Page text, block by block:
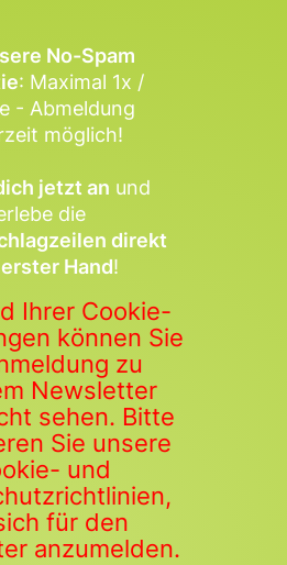
No-Spam
: Maximal 1x /
- Abmeldung
möglich!
jetzt an und
die
direkt
Hand!
Ihrer Cookie-
können Sie
zu
Newsletter
sehen. Bitte
Sie unsere
und
für den
anzumelden.